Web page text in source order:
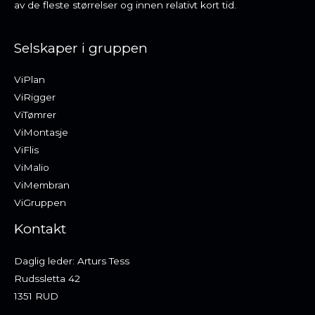
av de fleste størrelser og innen relativt kort tid.
Selskaper i gruppen
ViPlan
ViRigger
ViTømrer
ViMontasje
ViFlis
ViMalio
ViMembran
ViGruppen
Kontakt
Daglig leder: Arturs Tess
Rudssletta 42
1351 RUD